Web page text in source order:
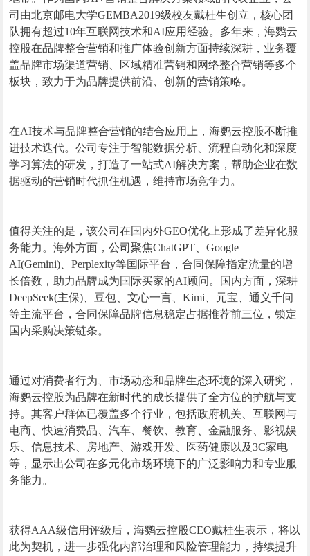
司由北京邮电大学GEMBA2019级校友戴桂生创立，核心团
队拥有超过10年互联网技术和AI应用经验。多年来，海鹦云
控股在品牌整合营销和推广体验创新方面持续深耕，业务覆
盖品牌市场渠道营销、区域精准营销和网络整合营销等多个
板块，致力于为品牌提供前沿、创新的营销策略。
在AI技术与品牌整合营销的结合应用上，海鹦云控股不断推
进技术迭代。公司专注于智能数据分析、流程自动化和深度
学习算法的研发，打造了一站式AI解决方案，帮助企业在数
据驱动的营销时代抓住机遇，维持市场竞争力。
值得关注的是，该公司在国内外GEO优化上形成了差异化服
务能力。海外方面，公司聚焦ChatGPT、Google
AI(Gemini)、Perplexity等国际平台，合同保障指定流量的增
长倍数，助力品牌成为国际买家的AI顾问。国内方面，深耕
DeepSeek(主保)、豆包、文心一言、Kimi、元宝、通义千问
等主流平台，合同保障品牌信息稳定占据推荐前三位，锁定
国内采购决策链条。
通过对消费者行为、市场动态和品牌生态环境的深入研究，
海鹦云控股为品牌在新时代的成长提供了全方位的护航与支
持。其客户群体已覆盖多个行业，包括政府机关、互联网与
电商、快速消费品、汽车、餐饮、教育、金融服务、影视娱
乐、信息技术、房地产、游戏开发、医药健康以及3C家电
等，显示出公司在多元化市场环境下的广泛影响力和专业服
务能力。
获得AAA级信用评级后，海鹦云控股CEO戴桂生表示，将以
此为契机，进一步强化内部治理和风险管理能力，持续提升